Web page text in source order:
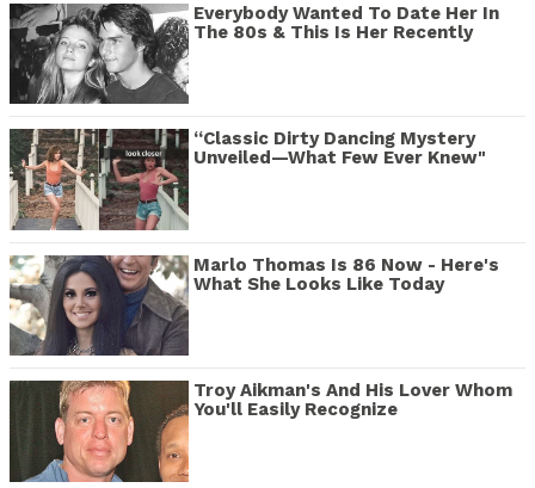
Everybody Wanted To Date Her In
The 80s & This Is Her Recently
“Classic Dirty Dancing Mystery
Unveiled—What Few Ever Knew"
Marlo Thomas Is 86 Now - Here's
What She Looks Like Today
Troy Aikman's And His Lover Whom
You'll Easily Recognize